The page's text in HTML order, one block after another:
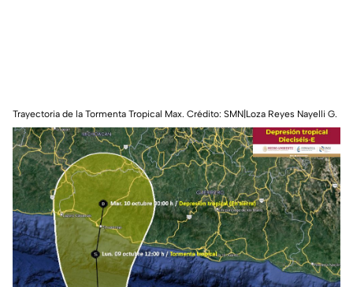
Trayectoria de la Tormenta Tropical Max. Crédito: SMN|Loza Reyes Nayelli G.